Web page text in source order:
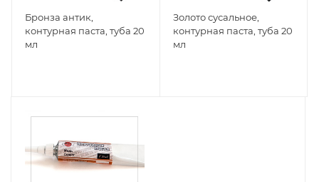
Бронза антик,
контурная паста, туба 20
мл
Золото сусальное,
контурная паста, туба 20
мл